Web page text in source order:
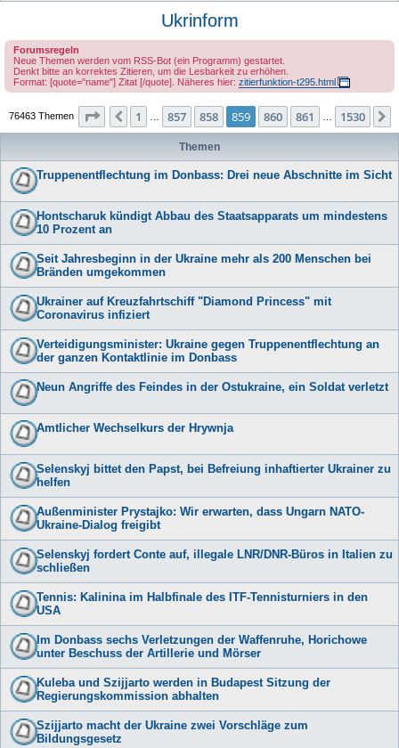
Ukrinform
Forumsregeln
Neue Themen werden vom RSS-Bot (ein Programm) gestartet.
Denkt bitte an korrektes Zitieren, um die Lesbarkeit zu erhöhen.
Format: [quote="name"] Zitat [/quote]. Näheres hier: zitierfunktion-t295.html
76463 Themen Seite 859 von1530
Vorherige
1 857 858 859 860 861 1530
Themen
Truppenentflechtung im Donbass: Drei neue Abschnitte im Sicht
Hontscharuk kündigt Abbau des Staatsapparats um mindestens
10 Prozent an
Seit Jahresbeginn in der Ukraine mehr als 200 Menschen bei
Bränden umgekommen
Ukrainer auf Kreuzfahrtschiff "Diamond Princess" mit
Coronavirus infiziert
Verteidigungsminister: Ukraine gegen Truppenentflechtung an
der ganzen Kontaktlinie im Donbass
Neun Angriffe des Feindes in der Ostukraine, ein Soldat verletzt
Amtlicher Wechselkurs der Hrywnja
Selenskyj bittet den Papst, bei Befreiung inhaftierter Ukrainer zu
helfen
Außenminister Prystajko: Wir erwarten, dass Ungarn NATO-
Ukraine-Dialog freigibt
Selenskyj fordert Conte auf, illegale LNR/DNR-Büros in Italien zu
schließen
Tennis: Kalinina im Halbfinale des ITF-Tennisturniers in den
USA
Im Donbass sechs Verletzungen der Waffenruhe, Horichowe
unter Beschuss der Artillerie und Mörser
Kuleba und Szijjarto werden in Budapest Sitzung der
Regierungskommission abhalten
Szijjarto macht der Ukraine zwei Vorschläge zum
Bildungsgesetz